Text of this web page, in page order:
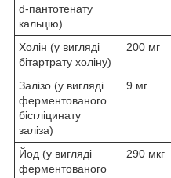
d-пантотенату
кальцію)
Холін (у вигляді
бітартрату холіну)
200 мг
Залізо (у вигляді
ферментованого
бісгліцинату
заліза)
9 мг
Йод (у вигляді
ферментованого
290 мкг